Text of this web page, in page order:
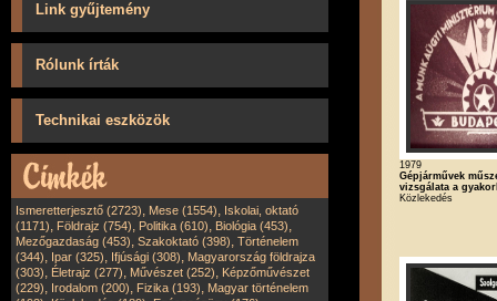
Link gyűjtemény
Rólunk írták
Technikai eszközök
Ismeretterjesztő (2723), Mese (1554), Iskolai, oktató
(1171), Földrajz (754), Politika (610), Biológia (453),
Mezőgazdaság (453), Szakoktató (398), Történelem
(344), Ipar (325), Ifjúsági (308), Magyarország földrajza
(303), Életrajz (277), Művészet (252), Képzőművészet
(229), Irodalom (200), Fizika (193), Magyar történelem
1979
Gépjárművek
vizsgálata a
Közlekedés